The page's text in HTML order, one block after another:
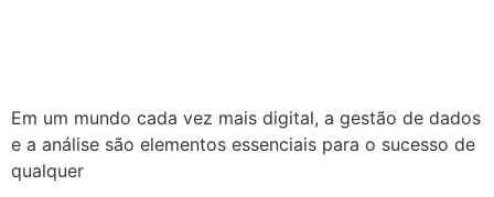
Em um mundo cada vez mais digital, a gestão de dados
e a análise são elementos essenciais para o sucesso de
qualquer